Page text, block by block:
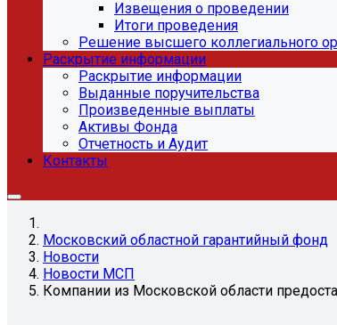
Извещения о проведении
Итоги проведения
Решение высшего коллегиального
Раскрытие информации
Раскрытие информации
Выданные поручительства
Произведенные выплаты
Активы Фонда
Отчетность и Аудит
Контакты
Московский областной гарантийный фонд
Новости
Новости МСП
Компании из Московской области